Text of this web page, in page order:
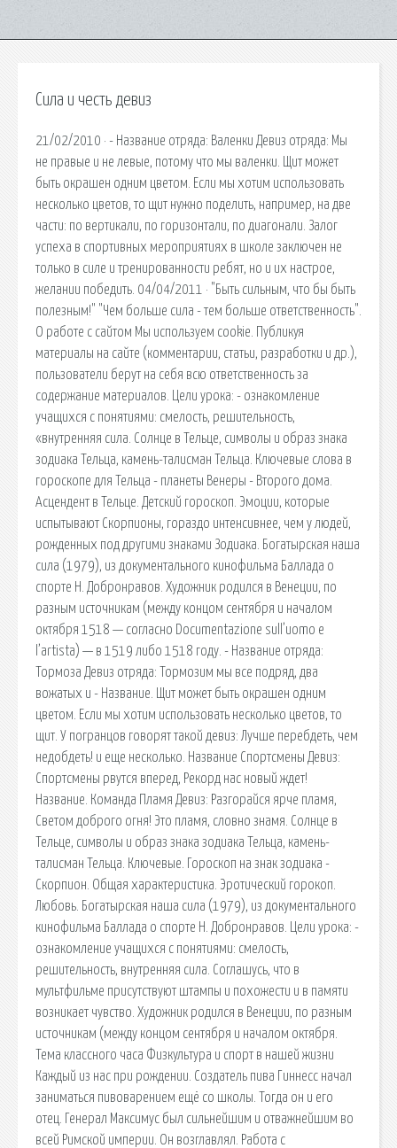
Сила и честь девиз
21/02/2010 · - Название отряда: Валенки Девиз отряда: Мы
не правые и не левые, потому что мы валенки. Щит может
быть окрашен одним цветом. Если мы хотим использовать
несколько цветов, то щит нужно поделить, например, на две
части: по вертикали, по горизонтали, по диагонали. Залог
успеха в спортивных мероприятиях в школе заключен не
только в силе и тренированности ребят, но и их настрое,
желании победить. 04/04/2011 · "Быть сильным, что бы быть
полезным!" "Чем больше сила - тем больше ответственность".
О работе с сайтом Мы используем cookie. Публикуя
материалы на сайте (комментарии, статьи, разработки и др.),
пользователи берут на себя всю ответственность за
содержание материалов. Цели урока: - ознакомление
учащихся с понятиями: смелость, решительность,
«внутренняя сила. Солнце в Тельце, символы и образ знака
зодиака Тельца, камень-талисман Тельца. Ключевые слова в
гороскопе для Тельца - планеты Венеры - Второго дома.
Асцендент в Тельце. Детский гороскоп. Эмоции, которые
испытывают Скорпионы, гораздо интенсивнее, чем у людей,
рожденных под другими знаками Зодиака. Богатырская наша
сила (1979), из документального кинофильма Баллада о
спорте Н. Добронравов. Художник родился в Венеции, по
разным источникам (между концом сентября и началом
октября 1518 — согласно Documentazione sull’uomo e
l’artista) — в 1519 либо 1518 году. - Название отряда:
Тормоза Девиз отряда: Тормозим мы все подряд, два
вожатых и - Название. Щит может быть окрашен одним
цветом. Если мы хотим использовать несколько цветов, то
щит. У погранцов говорят такой девиз: Лучше перебдеть, чем
недобдеть! и еще несколько. Название Спортсмены Девиз:
Спортсмены рвутся вперед, Рекорд нас новый ждет!
Название. Команда Пламя Девиз: Разгорайся ярче пламя,
Светом доброго огня! Это пламя, словно знамя. Солнце в
Тельце, символы и образ знака зодиака Тельца, камень-
талисман Тельца. Ключевые. Гороскоп на знак зодиака -
Скорпион. Общая характеристика. Эротический горокоп.
Любовь. Богатырская наша сила (1979), из документального
кинофильма Баллада о спорте Н. Добронравов. Цели урока: -
ознакомление учащихся с понятиями: смелость,
решительность, внутренняя сила. Соглашусь, что в
мультфильме присутствуют штампы и похожести и в памяти
возникает чувство. Художник родился в Венеции, по разным
источникам (между концом сентября и началом октября.
Тема классного часа Физкультура и спорт в нашей жизни
Каждый из нас при рождении. Создатель пива Гиннесс начал
заниматься пивоварением ещё со школы. Тогда он и его
отец. Генерал Максимус был сильнейшим и отважнейшим во
всей Римской империи. Он возглавлял. Работа с